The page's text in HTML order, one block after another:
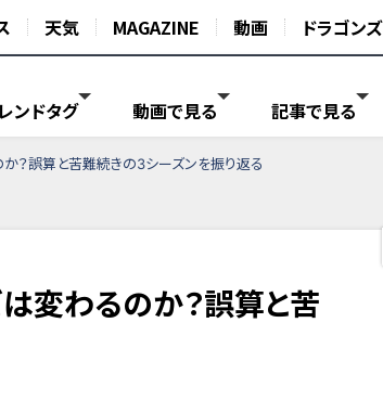
天気 MAGAZINE 動画 ドラゴンズ
ンドタグ 動画で見る 記事で見る
？誤算と苦難続きの3シーズンを振り返る
変わるのか？誤算と苦